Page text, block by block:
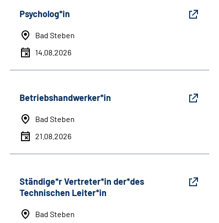
Psycholog*in
Bad Steben
14.08.2026
Betriebshandwerker*in
Bad Steben
21.08.2026
Ständige*r Vertreter*in der*des
Technischen Leiter*in
Bad Steben